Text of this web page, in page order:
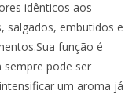
idênticos aos
salgados, embutidos e
função é
pode ser
um aroma já